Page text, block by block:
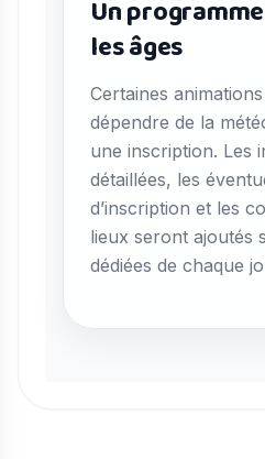
Un
les âges
Certaines
dépendre de la
une inscription. Les
détaillées, les
d’inscription et les
lieux seront ajoutés
dédiées de chaque